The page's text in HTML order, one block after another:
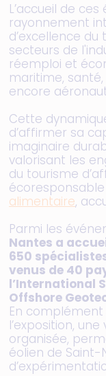
L’accueil de
rayonnement
d’excellence
secteurs de
réemploi et
maritime,
encore
Cette
d’affirmer sa
imaginaire
valorisant les
du tourisme
écoresponsable
alimentaire,
Parmi les
Nantes a
650
venus de 40
l’International
Offshore
En
l’exposition,
organisée,
éolien de Saint-